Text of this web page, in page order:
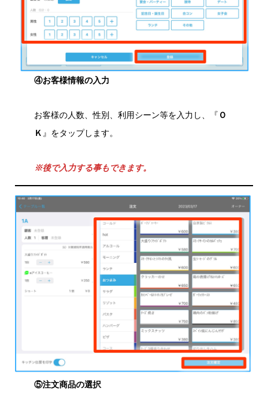
④お客様情報の入力
お客様の人数、性別、利用シーン等を入力し、『 Ｏ
Ｋ 』をタップします。
※後で入力する事もできます。
⑤注文商品の選択